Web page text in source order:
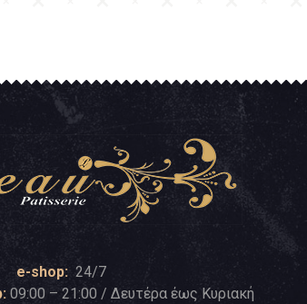
e-shop: 24/7
09:00 – 21:00 / Δευτέρα έως Κυριακή